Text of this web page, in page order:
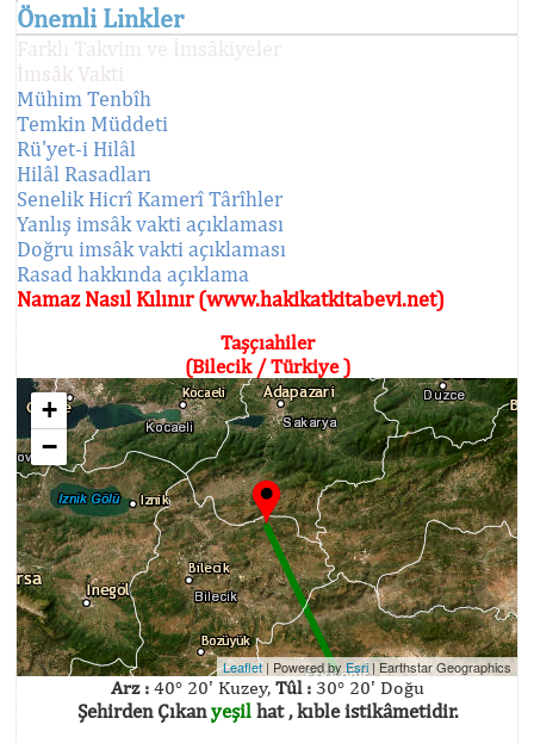
Önemli Linkler
Farklı Takvim ve İmsâkiyeler
İmsâk Vakti
Mühim Tenbîh
Temkin Müddeti
Rü'yet-i Hilâl
Hilâl Rasadları
Senelik Hicrî Kamerî Târîhler
Yanlış imsâk vakti açıklaması
Doğru imsâk vakti açıklaması
Rasad hakkında açıklama
Namaz Nasıl Kılınır (www.hakikatkitabevi.net)
Taşçıahiler
(Bilecik / Türkiye )
+
−
Leaflet| Powered byEsri|Earthstar Geographics
Arz :40° 20' Kuzey, Tûl :30° 20' Doğu
Şehirden Çıkanyeşilhat , kıble istikâmetidir.